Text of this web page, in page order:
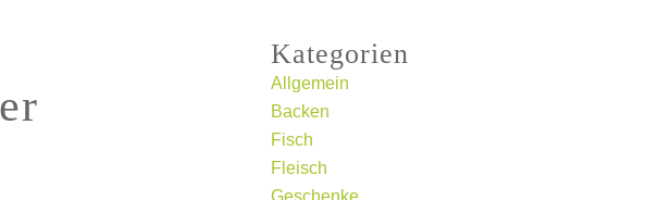
Kategorien
Allgemein
Backen
Fisch
Fleisch
Geschenke